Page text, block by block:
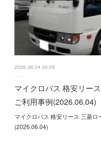
2026.06.04 00:09
マイクロバス 格安リー
ご利用事例(2026.06.04)
マイクロバス 格安リース 三菱
(2026.06.04)